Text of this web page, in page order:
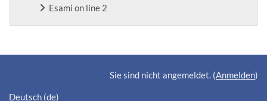
Esami on line 2
Ergänzungsblöcke
Sie sind nicht angemeldet. (Anmelden)
Deutsch ‎(de)‎